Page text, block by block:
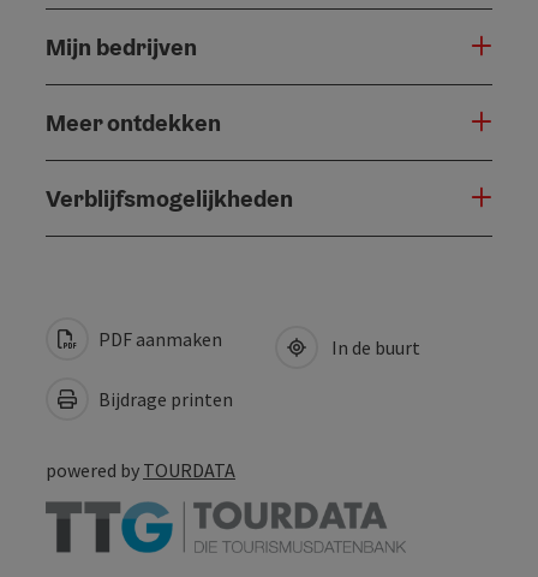
Mijn bedrijven
Meer ontdekken
Verblijfsmogelijkheden
PDF aanmaken
Bijdrage printen
In de buurt
powered by TOURDATA